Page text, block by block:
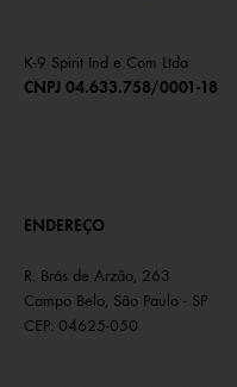
K-9 Spirit Ind e Com Ltda
CNPJ 04.633.758/0001-18
ENDEREÇO
R. Brás de Arzão, 263
Campo Belo, São Paulo - SP
CEP: 04625-050